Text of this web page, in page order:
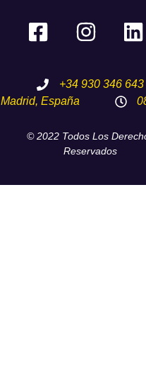
+34 930 346 643
Madrid, España
© 2022 Todos Los
Reservados